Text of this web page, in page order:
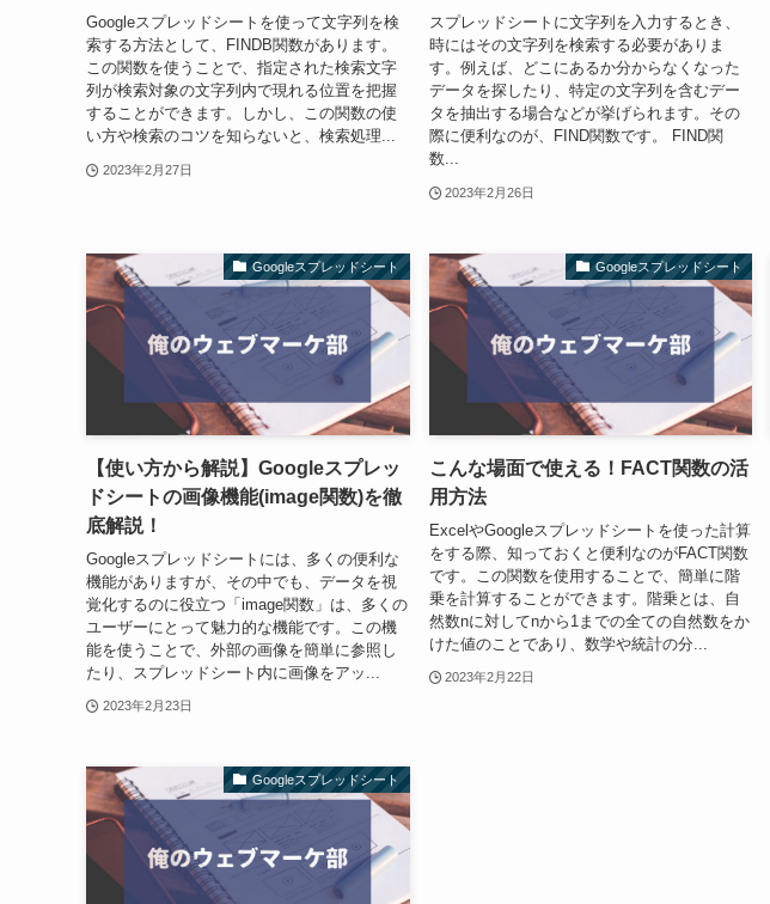
Googleスプレッドシートを使って文字列を検
索する方法として、FINDB関数があります。
この関数を使うことで、指定された検索文字
列が検索対象の文字列内で現れる位置を把握
することができます。しかし、この関数の使
い方や検索のコツを知らないと、検索処理...
2023年2月27日
スプレッドシートに文字列を入力するとき、
時にはその文字列を検索する必要がありま
す。例えば、どこにあるか分からなくなった
データを探したり、特定の文字列を含むデー
タを抽出する場合などが挙げられます。その
際に便利なのが、FIND関数です。 FIND関
数...
2023年2月26日
Googleスプレッドシート
【使い方から解説】Googleスプレッ
ドシートの画像機能(image関数)を徹
底解説！
Googleスプレッドシートには、多くの便利な
機能がありますが、その中でも、データを視
覚化するのに役立つ「image関数」は、多くの
ユーザーにとって魅力的な機能です。この機
能を使うことで、外部の画像を簡単に参照し
たり、スプレッドシート内に画像をアッ...
2023年2月23日
Googleスプレッドシート
こんな場面で使える！FACT関数の活
用方法
ExcelやGoogleスプレッドシートを使った計算
をする際、知っておくと便利なのがFACT関数
です。この関数を使用することで、簡単に階
乗を計算することができます。階乗とは、自
然数nに対してnから1までの全ての自然数をか
けた値のことであり、数学や統計の分...
2023年2月22日
Googleスプレッドシート